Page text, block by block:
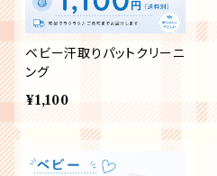
ベビー汗取りパットクリーニ
ング
¥1,100